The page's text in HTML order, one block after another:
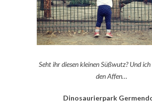
Seht ihr diesen kleinen Süßwutz? Und
den Affen…
Dinosaurierpark